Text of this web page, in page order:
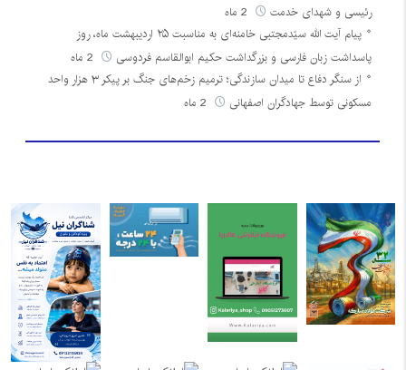
رئیسی و شهدای خدمت
پیام آیت الله سیّدمجتبی خامنه‌ای به مناسبت ۲۵ اردیبهشت ماه، روز
پاسداشت زبان فارسی و بزرگداشت حکیم ابوالقاسم فردوسی
از سنگر دفاع تا میدان سازندگی؛ ترمیم زخم‌های جنگ بر پیکر ۳ هزار واحد
مسکونی توسط جهادگران اصفهانی